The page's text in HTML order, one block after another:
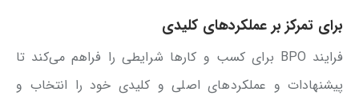
برای تمرکز بر عملکردهای کلیدی
فرایند BPO برای کسب و کارها شرایطی را فراهم می‌کند تا
پیشنهادات و عملکردهای اصلی و کلیدی خود را انتخاب و